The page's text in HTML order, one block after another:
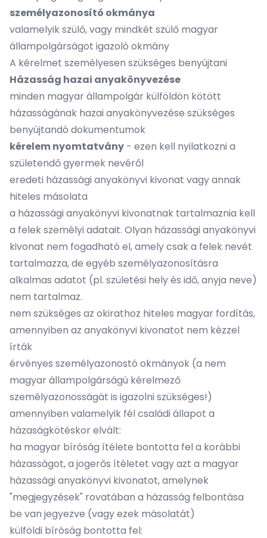
személyazonosító okmánya
valamelyik szülő, vagy mindkét szülő magyar
állampolgárságot igazoló okmány
A kérelmet személyesen szükséges benyújtani
Házasság hazai anyakönyvezése
minden magyar állampolgár külföldön kötött
házasságának hazai anyakönyvezése szükséges
benyújtandó dokumentumok
kérelem nyomtatvány - ezen kell nyilatkozni a
születendő gyermek nevéről
eredeti házassági anyakönyvi kivonat vagy annak
hiteles másolata
a házassági anyakönyvi kivonatnak tartalmaznia kell
a felek személyi adatait. Olyan házassági anyakönyvi
kivonat nem fogadható el, amely csak a felek nevét
tartalmazza, de egyéb személyazonosításra
alkalmas adatot (pl. születési hely és idő, anyja neve)
nem tartalmaz.
nem szükséges az okirathoz hiteles magyar fordítás,
amennyiben az anyakönyvi kivonatot nem kézzel
írták
érvényes személyazonostó okmányok (a nem
magyar állampolgárságú kérelmező
személyazonosságát is igazolni szükséges!)
amennyiben valamelyik fél családi állapot a
házaságkötéskor elvált:
ha magyar bíróság ítélete bontotta fel a korábbi
házasságot, a jogerős ítéletet vagy azt a magyar
házassági anyakönyvi kivonatot, amelynek
"megjegyzések" rovatában a házasság felbontása
be van jegyezve (vagy ezek másolatát)
külföldi bíróság bontotta fel: